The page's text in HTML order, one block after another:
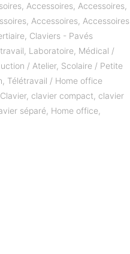
, Accessoires, Accessoires,
, Accessoires, Accessoires
, Claviers - Pavés
, Laboratoire, Médical /
/ Atelier, Scolaire / Petite
, Télétravail / Home office
Clavier, clavier compact, clavier
séparé, Home office,